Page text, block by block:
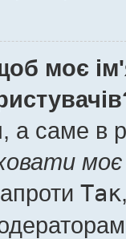
моє
а саме в
моє
Так